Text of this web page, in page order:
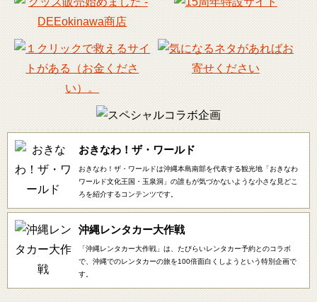
おきなわ！ザ・ワールド
おきなわ！ザ・ワールドは沖縄本島南部を代表する観光地「おきなわ
ワールド文化王国・玉泉洞」の誰もが気づかないような小さな見どこ
ろを紹介するコンテンツです。
沖縄レンタカー大作戦
「沖縄レンタカー大作戦」は、たびらいレンタカー予約とのコラボ
で、沖縄でのレンタカーの旅を100倍面白くしようという特別企画で
す。